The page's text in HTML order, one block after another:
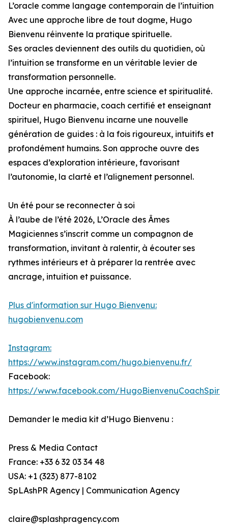
L’oracle comme langage contemporain de l’intuition
Avec une approche libre de tout dogme, Hugo
Bienvenu réinvente la pratique spirituelle.
Ses oracles deviennent des outils du quotidien, où
l’intuition se transforme en un véritable levier de
transformation personnelle.
Une approche incarnée, entre science et spiritualité.
Docteur en pharmacie, coach certifié et enseignant
spirituel, Hugo Bienvenu incarne une nouvelle
génération de guides : à la fois rigoureux, intuitifs et
profondément humains. Son approche ouvre des
espaces d’exploration intérieure, favorisant
l’autonomie, la clarté et l’alignement personnel.
Un été pour se reconnecter à soi
À l’aube de l’été 2026, L’Oracle des Âmes
Magiciennes s’inscrit comme un compagnon de
transformation, invitant à ralentir, à écouter ses
rythmes intérieurs et à préparer la rentrée avec
ancrage, intuition et puissance.
Plus d'information sur Hugo Bienvenu:
hugobienvenu.com
Instagram:
https://www.instagram.com/hugo.bienvenu.fr/
Facebook:
https://www.facebook.com/
Demander le media kit d’Hugo Bienvenu :
Press & Media Contact
France: +33 6 32 03 34 48
USA: +1 (323) 877-8102
SpLAshPR Agency | Communication Agency
claire@splashpragency.com